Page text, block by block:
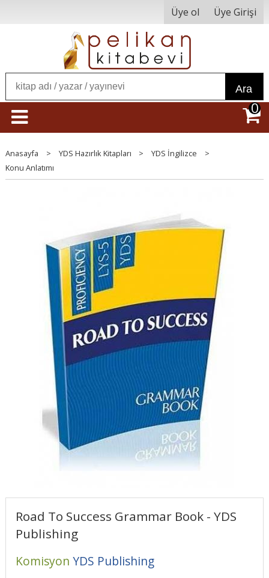
Üye ol Üye Girişi
Ara
0
Anasayfa > YDS Hazırlık Kitapları > YDS İngilizce
>
Konu Anlatımı
Road To Success Grammar Book - YDS
Publishing
Komisyon YDS Publishing